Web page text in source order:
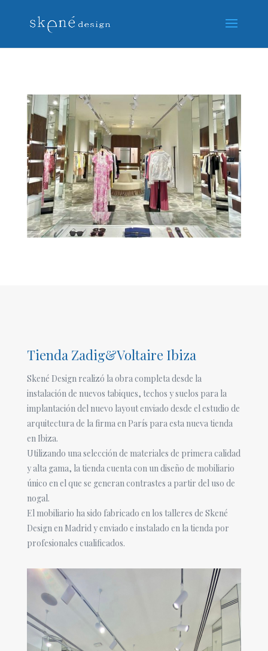
Tienda Zadig&Voltaire Ibiza
Skené Design realizó la obra completa desde la
instalación de nuevos tabiques, techos y suelos para la
implantación del nuevo layout enviado desde el estudio de
arquitectura de la firma en París para esta nueva tienda
en Ibiza.
Utilizando una selección de materiales de primera calidad
y alta gama, la tienda cuenta con un diseño de mobiliario
único en el que se generan contrastes a partir del uso de
nogal.
El mobiliario ha sido fabricado en los talleres de Skené
Design en Madrid y enviado e instalado en la tienda por
profesionales cualificados.